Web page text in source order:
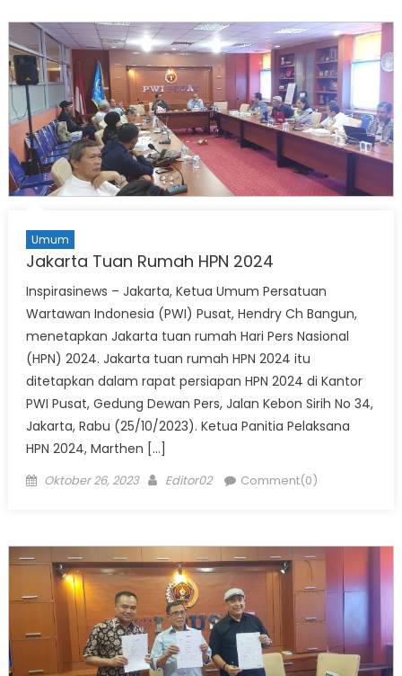
Umum
Jakarta Tuan Rumah HPN 2024
Inspirasinews – Jakarta, Ketua Umum Persatuan
Wartawan Indonesia (PWI) Pusat, Hendry Ch Bangun,
menetapkan Jakarta tuan rumah Hari Pers Nasional
(HPN) 2024. Jakarta tuan rumah HPN 2024 itu
ditetapkan dalam rapat persiapan HPN 2024 di Kantor
PWI Pusat, Gedung Dewan Pers, Jalan Kebon Sirih No 34,
Jakarta, Rabu (25/10/2023). Ketua Panitia Pelaksana
HPN 2024, Marthen […]
Posted
Oktober 26, 2023 Author
Editor02 Comment(0)